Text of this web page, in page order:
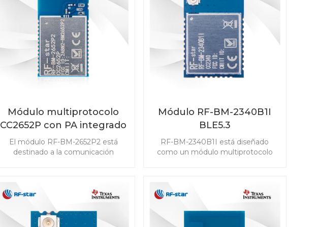
(PaaK) y sistemas de gestión de
baterías (BMS).
amplia gama de escenarios.
Módulo multiprotocolo
CC2652P con PA integrado
RF-BM-2652P2
El módulo RF-BM-2652P2 está
destinado a la comunicación
CC2652P admite Bluetooth 5.1 Low
802.15.4, objetos inteligentes
habilitados para IPv6 (6LoWPAN) y
Módulo RF-BM-2340B1I
BLE5.3
RF-BM-2340B1I está diseñado
como un módulo multiprotocolo
con Bluetooth 5.3 Low Energy,
ZigBee 3.0, SimpleLinkTM TI 15.4-
stack y sistema propietario.